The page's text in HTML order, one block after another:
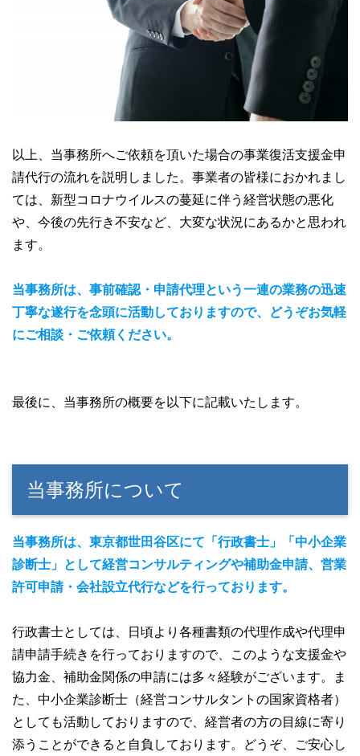
以上、当事務所へご依頼を頂いた場合の事業復活支援金申
請代行の流れを説明しました。事業者の皆様におかれまし
ては、新型コロナウイルスの蔓延に伴う経営状態の悪化
や、今後の先行き不安など、大変な状況にあるかと思われ
ます。
当事務所は、事前確認・申請代理という一連の業務の迅速
丁寧な遂行を念頭に活動しておりますので、どうぞお気軽
にご相談・ご依頼ください。
最後に、当事務所の概要を以下に記載いたします。
当事務所について
当事務所は、東京都世田谷区にて「行政書士」
「中小企業
診断士」 として経営コンサルティングや補助金申請、営業
許可申請・会社設立代行などを行っております。
行政書士としては、日頃より各種書類の代理作成や代理申
請申請手続きを行っておりますので、このような支援金や
協力金、補助金関係の申請には多々経験がございます。ま
た、中小企業診断士（経営コンサルタントの国家資格者）
としても活動しておりますので、経営者の方の目線に寄り
添うことができると自負しております。どうぞ、ご安心し